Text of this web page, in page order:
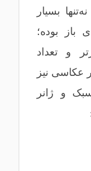
بسیار
باز بوده؛
و تعداد
عکاسی نیز
و ژانر